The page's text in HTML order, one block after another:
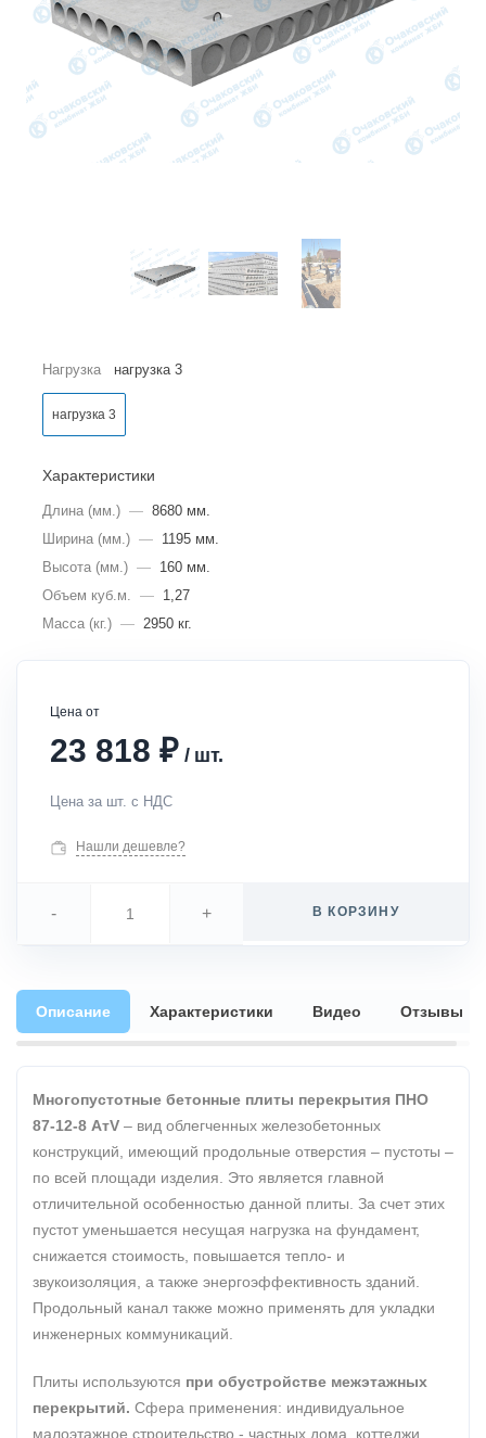
Нагрузка нагрузка 3
нагрузка 3
Характеристики
Длина (мм.) — 8680 мм.
Ширина (мм.) — 1195 мм.
Высота (мм.) — 160 мм.
Объем куб.м. — 1,27
Масса (кг.) — 2950 кг.
Цена от
23 818 ₽ / шт.
Цена за шт. с НДС
Нашли дешевле?
- + В КОРЗИНУ
Описание Характеристики Видео Отзывы
Многопустотные бетонные плиты перекрытия ПНО
87-12-8 АтV – вид облегченных железобетонных
конструкций, имеющий продольные отверстия – пустоты –
по всей площади изделия. Это является главной
отличительной особенностью данной плиты. За счет этих
пустот уменьшается несущая нагрузка на фундамент,
снижается стоимость, повышается тепло- и
звукоизоляция, а также энергоэффективность зданий.
Продольный канал также можно применять для укладки
инженерных коммуникаций.
Плиты используются при обустройстве межэтажных
перекрытий. Сфера применения: индивидуальное
малоэтажное строительство - частных дома, коттеджи,